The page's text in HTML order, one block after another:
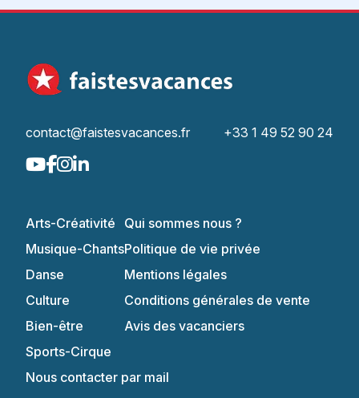
contact@faistesvacances.fr +33 1 49 52 90 24
Arts-Créativité
Musique-Chants
Danse
Culture
Bien-être
Sports-Cirque
Qui sommes nous ?
Politique de vie privée
Mentions légales
Conditions générales de vente
Avis des vacanciers
Nous contacter par mail